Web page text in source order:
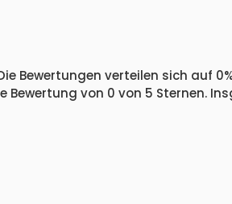
Bewertungen verteilen sich auf
von 0 von 5 Sternen.